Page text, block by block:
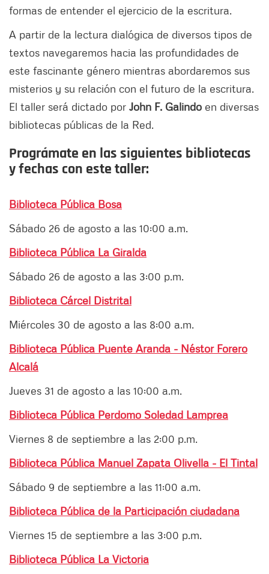
formas de entender el ejercicio de la escritura.
A partir de la lectura dialógica de diversos tipos de
textos navegaremos hacia las profundidades de
este fascinante género mientras abordaremos sus
misterios y su relación con el futuro de la escritura.
El taller será dictado por John F. Galindo en diversas
bibliotecas públicas de la Red.
Prográmate en las siguientes bibliotecas
y fechas con este taller:
Biblioteca Pública Bosa
Sábado 26 de agosto a las 10:00 a.m.
Biblioteca Pública La Giralda
Sábado 26 de agosto a las 3:00 p.m.
Biblioteca Cárcel Distrital
Miércoles 30 de agosto a las 8:00 a.m.
Biblioteca Pública Puente Aranda - Néstor Forero
Alcalá
Jueves 31 de agosto a las 10:00 a.m.
Biblioteca Pública Perdomo Soledad Lamprea
Viernes 8 de septiembre a las 2:00 p.m.
Biblioteca Pública Manuel Zapata Olivella - El Tintal
Sábado 9 de septiembre a las 11:00 a.m.
Biblioteca Pública de la Participación ciudadana
Viernes 15 de septiembre a las 3:00 p.m.
Biblioteca Pública La Victoria